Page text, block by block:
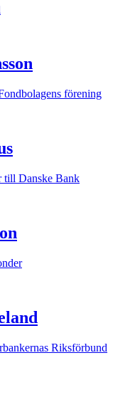
förening
till Danske Bank
Riksförbund